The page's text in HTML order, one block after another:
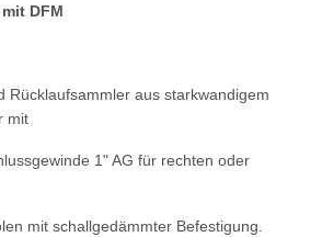
DFM
Rücklaufsammler aus starkwandigem
mit
e 1" AG für rechten oder
mit schallgedämmter Befestigung.